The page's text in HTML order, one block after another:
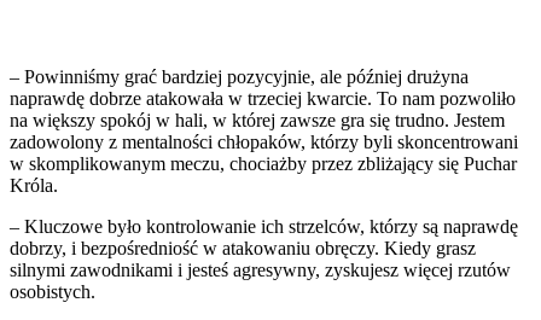
– Powinniśmy grać bardziej pozycyjnie, ale później drużyna
naprawdę dobrze atakowała w trzeciej kwarcie. To nam pozwoliło
na większy spokój w hali, w której zawsze gra się trudno. Jestem
zadowolony z mentalności chłopaków, którzy byli skoncentrowani
w skomplikowanym meczu, chociażby przez zbliżający się Puchar
Króla.
– Kluczowe było kontrolowanie ich strzelców, którzy są naprawdę
dobrzy, i bezpośredniość w atakowaniu obręczy. Kiedy grasz
silnymi zawodnikami i jesteś agresywny, zyskujesz więcej rzutów
osobistych.